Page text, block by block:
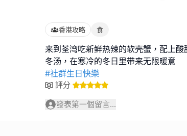
香港攻略 食
来到荃湾吃新鲜热辣的软壳蟹，配上
#社群生日快樂
評分
發表第一個留言...